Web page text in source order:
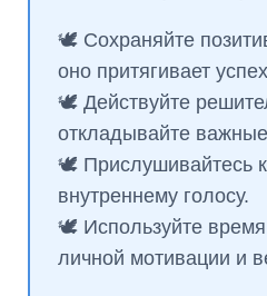
🕊️ Сохраняйте
оно притягивает
🕊️ Действуйте
откладывайте
🕊️ Прислушивайтесь
внутреннему голосу.
🕊️ Используйте
личной мотивации и